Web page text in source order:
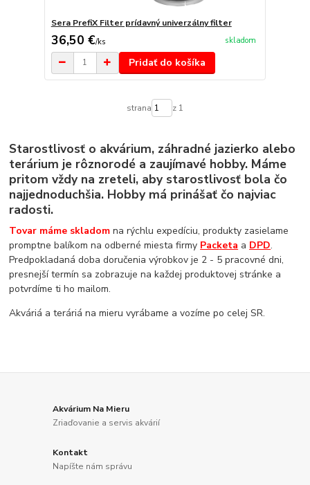
Sera PrefiX Filter prídavný univerzálny filter
36,50 €/ks skladom
Pridať do košíka
strana z 1
Starostlivosť o akvárium, záhradné jazierko alebo
terárium je rôznorodé a zaujímavé hobby. Máme
pritom vždy na zreteli, aby starostlivosť bola čo
najjednoduchšia. Hobby má prinášať čo najviac
radosti.
Tovar máme skladom na rýchlu expedíciu, produkty zasielame
promptne balíkom na odberné miesta firmy Packeta a DPD.
Predpokladaná doba doručenia výrobkov je 2 - 5 pracovné dni,
presnejší termín sa zobrazuje na každej produktovej stránke a
potvrdíme ti ho mailom.
Akváriá a teráriá na mieru vyrábame a vozíme po celej SR.
Akvárium Na Mieru
Zriaďovanie a servis akvárií
Kontakt
Napíšte nám správu